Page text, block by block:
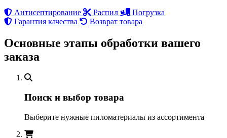
Антисептирование
Распил
Погрузка
Гарантия качества
Возврат товара
Основные этапы обработки вашего
заказа
Поиск и выбор товара
Выберите нужные пиломатериалы из ассортимента